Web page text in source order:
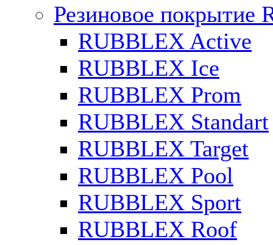
Резиновое покрытие
RUBBLEX Active
RUBBLEX Ice
RUBBLEX Prom
RUBBLEX Standart
RUBBLEX Target
RUBBLEX Pool
RUBBLEX Sport
RUBBLEX Roof